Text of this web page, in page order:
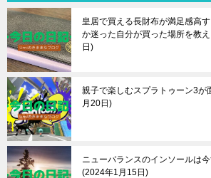
皇居で買える長財布が満足感高
か迷った自分が買った場所を教え
日
親子で楽しむスプラトゥーン3が
月20日
ニューバランスのインソールは
2024年1月15日